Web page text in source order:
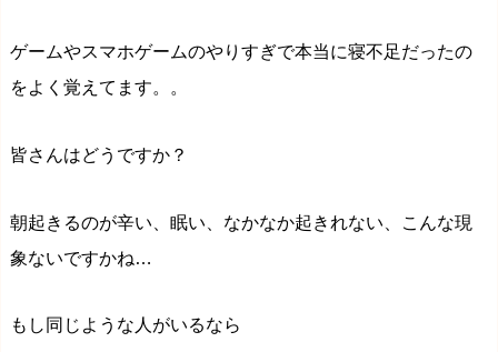
ゲームやスマホゲームのやりすぎで本当に寝不足だったの
をよく覚えてます。。
皆さんはどうですか？
朝起きるのが辛い、眠い、なかなか起きれない、こんな現
象ないですかね…
もし同じような人がいるなら